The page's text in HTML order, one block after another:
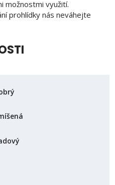
možnostmi využití.
prohlídky nás neváhejte